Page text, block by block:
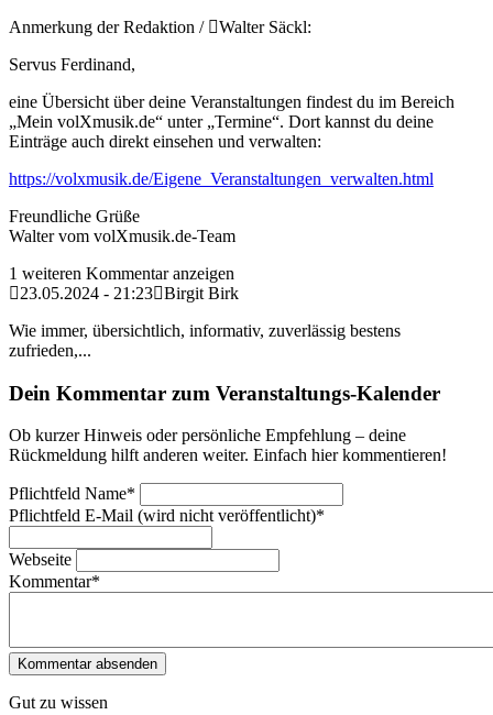
Anmerkung der Redaktion /
Walter Säckl:
Servus Ferdinand,
eine Übersicht über deine Veranstaltungen findest du im Bereich
„Mein volXmusik.de“ unter „Termine“. Dort kannst du deine
Einträge auch direkt einsehen und verwalten:
https://volxmusik.de/Eigene_Veranstaltungen_verwalten.html
Freundliche Grüße
Walter vom volXmusik.de-Team
1 weiteren Kommentar anzeigen
23.05.2024 - 21:23 Birgit Birk
Wie immer, übersichtlich, informativ, zuverlässig bestens
zufrieden,...
Dein Kommentar zum Veranstaltungs-Kalender
Ob kurzer Hinweis oder persönliche Empfehlung – deine
Rückmeldung hilft anderen weiter. Einfach hier kommentieren!
Pflichtfeld Name*
Pflichtfeld E-Mail (wird nicht veröffentlicht)*
Webseite
Kommentar*
Gut zu wissen